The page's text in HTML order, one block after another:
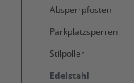
Absperrpfosten
Parkplatzsperren
Stilpoller
Edelstahl